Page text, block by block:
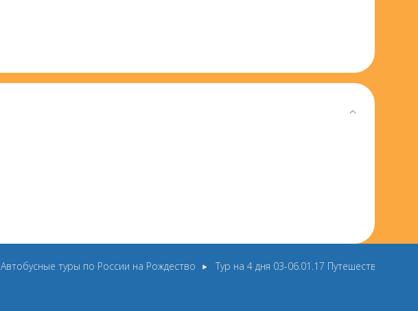
Автобусные туры по России на Рождество Тур на 4 дня 03-06.01.17 Путешествие по